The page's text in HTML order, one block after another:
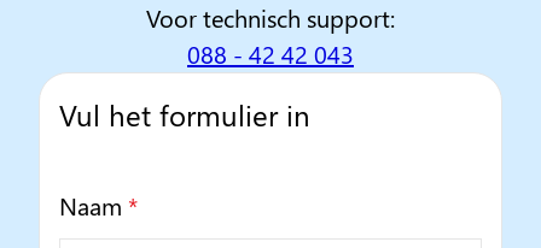
Voor technisch support:
088 - 42 42 043
Vul het formulier in
Naam *